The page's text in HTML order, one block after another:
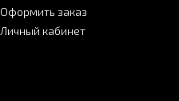
Оформить заказ
Личный кабинет